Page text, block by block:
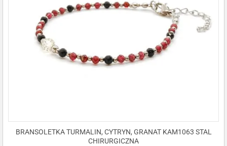
BRANSOLETKA TURMALIN, CYTRYN, GRANAT KAM1063 STAL
CHIRURGICZNA